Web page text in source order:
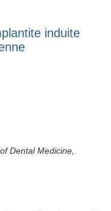
induite
Dental Medicine,